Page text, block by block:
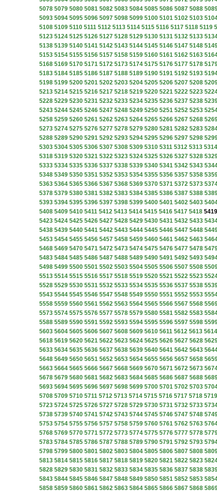
5078 5079 5080 5081 5082 5083 5084 5085 5086 5087 5088
5093 5094 5095 5096 5097 5098 5099 5100 5101 5102 5103
5108 5109 5110 5111 5112 5113 5114 5115 5116 5117 5118 5119
5123 5124 5125 5126 5127 5128 5129 5130 5131 5132 5133
5138 5139 5140 5141 5142 5143 5144 5145 5146 5147 5148
5153 5154 5155 5156 5157 5158 5159 5160 5161 5162 5163
5168 5169 5170 5171 5172 5173 5174 5175 5176 5177 5178
5183 5184 5185 5186 5187 5188 5189 5190 5191 5192 5193
5198 5199 5200 5201 5202 5203 5204 5205 5206 5207 5208
5213 5214 5215 5216 5217 5218 5219 5220 5221 5222 5223
5228 5229 5230 5231 5232 5233 5234 5235 5236 5237 5238
5243 5244 5245 5246 5247 5248 5249 5250 5251 5252 5253
5258 5259 5260 5261 5262 5263 5264 5265 5266 5267 5268
5273 5274 5275 5276 5277 5278 5279 5280 5281 5282 5283
5288 5289 5290 5291 5292 5293 5294 5295 5296 5297 5298
5303 5304 5305 5306 5307 5308 5309 5310 5311 5312 5313 5314
5318 5319 5320 5321 5322 5323 5324 5325 5326 5327 5328
5333 5334 5335 5336 5337 5338 5339 5340 5341 5342 5343
5348 5349 5350 5351 5352 5353 5354 5355 5356 5357 5358
5363 5364 5365 5366 5367 5368 5369 5370 5371 5372 5373
5378 5379 5380 5381 5382 5383 5384 5385 5386 5387 5388
5393 5394 5395 5396 5397 5398 5399 5400 5401 5402 5403
5408 5409 5410 5411 5412 5413 5414 5415 5416 5417 5418 5419
5423 5424 5425 5426 5427 5428 5429 5430 5431 5432 5433
5438 5439 5440 5441 5442 5443 5444 5445 5446 5447 5448
5453 5454 5455 5456 5457 5458 5459 5460 5461 5462 5463
5468 5469 5470 5471 5472 5473 5474 5475 5476 5477 5478
5483 5484 5485 5486 5487 5488 5489 5490 5491 5492 5493
5498 5499 5500 5501 5502 5503 5504 5505 5506 5507 5508
5513 5514 5515 5516 5517 5518 5519 5520 5521 5522 5523
5528 5529 5530 5531 5532 5533 5534 5535 5536 5537 5538
5543 5544 5545 5546 5547 5548 5549 5550 5551 5552 5553
5558 5559 5560 5561 5562 5563 5564 5565 5566 5567 5568
5573 5574 5575 5576 5577 5578 5579 5580 5581 5582 5583
5588 5589 5590 5591 5592 5593 5594 5595 5596 5597 5598
5603 5604 5605 5606 5607 5608 5609 5610 5611 5612 5613 5614
5618 5619 5620 5621 5622 5623 5624 5625 5626 5627 5628
5633 5634 5635 5636 5637 5638 5639 5640 5641 5642 5643
5648 5649 5650 5651 5652 5653 5654 5655 5656 5657 5658
5663 5664 5665 5666 5667 5668 5669 5670 5671 5672 5673
5678 5679 5680 5681 5682 5683 5684 5685 5686 5687 5688
5693 5694 5695 5696 5697 5698 5699 5700 5701 5702 5703
5708 5709 5710 5711 5712 5713 5714 5715 5716 5717 5718 5719
5723 5724 5725 5726 5727 5728 5729 5730 5731 5732 5733
5738 5739 5740 5741 5742 5743 5744 5745 5746 5747 5748
5753 5754 5755 5756 5757 5758 5759 5760 5761 5762 5763
5768 5769 5770 5771 5772 5773 5774 5775 5776 5777 5778
5783 5784 5785 5786 5787 5788 5789 5790 5791 5792 5793
5798 5799 5800 5801 5802 5803 5804 5805 5806 5807 5808
5813 5814 5815 5816 5817 5818 5819 5820 5821 5822 5823
5828 5829 5830 5831 5832 5833 5834 5835 5836 5837 5838
5843 5844 5845 5846 5847 5848 5849 5850 5851 5852 5853
5858 5859 5860 5861 5862 5863 5864 5865 5866 5867 5868